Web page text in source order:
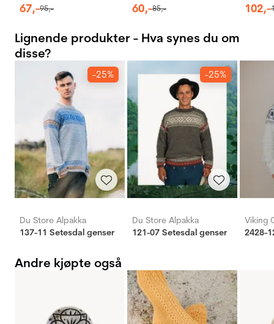
67,-95,- 60,-85,- 102,-
Lignende produkter - Hva synes du om
disse?
-25%
Du Store Alpakka
137-11 Setesdal genser
-25%
Du Store Alpakka
121-07 Setesdal genser
Viking
2428-
Andre kjøpte også